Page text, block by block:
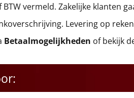
vermeld. Zakelijke klanten
Levering op
Betaalmogelijkheden of bekijk